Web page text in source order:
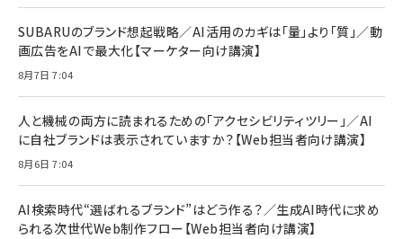
￥880
ママ投資家が育休中に１億貯めた株式投資
組織の成果を最大化する ルールのデザイン
￥1,980
Amazonランキングをもっと見る
￥6,980
全ワイヤレスイヤホン/アクティブノイズキャンセリ
技術基準適合】ブラック
￥5,990
ケーブル Anker絡まないケーブル 240W 結束バン
ド付き USB PD対応 シリコン素材採用 iPhone
17 / 16 / 15 / Galaxy iPad Pro MacBook
Pro/Air 各種対応 (1.8m ミッドナイトブラック)
￥1,890
Pro/Air 各種対応 (1.8m ミッドナイトブラック)
￥1,890
サッポロ 生ビール 黒ラベル 350ml 缶 24本 ビー
ル ケース買い【6/30応募〆切! 黒ラベルビヤセラー
￥4,857
SUBARUのブランド想起戦略／AI活用のカギは「量」より「質」／動
画広告をAIで最大化【マーケター向け講演】
8月7日 7:04
人と機械の両方に読まれるための「アクセシビリティツリー」／AI
に自社ブランドは表示されていますか？【Web担当者向け講演】
8月6日 7:04
AI検索時代“選ばれるブランド”はどう作る？／生成AI時代に求め
られる次世代Web制作フロー【Web担当者向け講演】